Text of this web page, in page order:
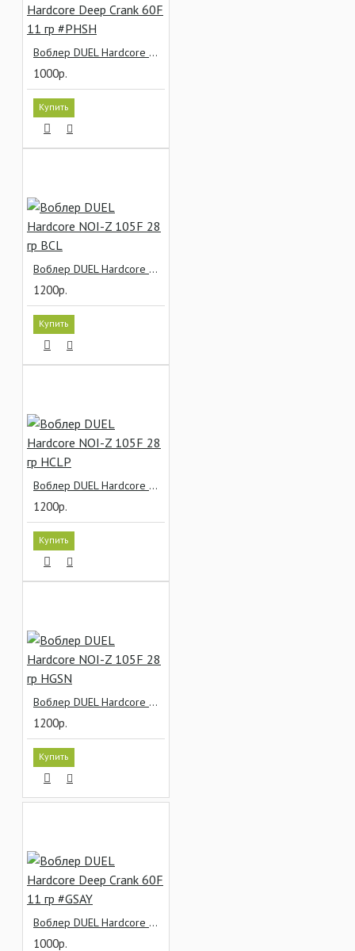
Воблер DUEL Hardcore Deep Crank 60F 11 гр #PHSH
1000р.
Купить
Воблер DUEL Hardcore NOI-Z 105F 28 гр BCL
1200р.
Купить
Воблер DUEL Hardcore NOI-Z 105F 28 гр HCLP
1200р.
Купить
Воблер DUEL Hardcore NOI-Z 105F 28 гр HGSN
1200р.
Купить
Воблер DUEL Hardcore Deep Crank 60F 11 гр #GSAY
1000р.